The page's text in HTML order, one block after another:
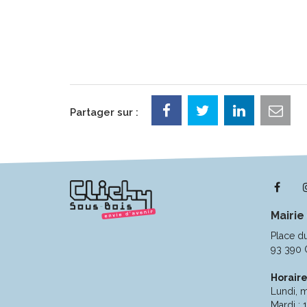
Partager sur :
le
Place
93 390
Lundi,
Mardi :